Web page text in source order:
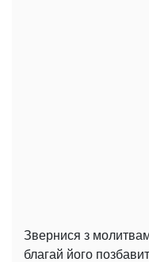
Звернися з
благай його